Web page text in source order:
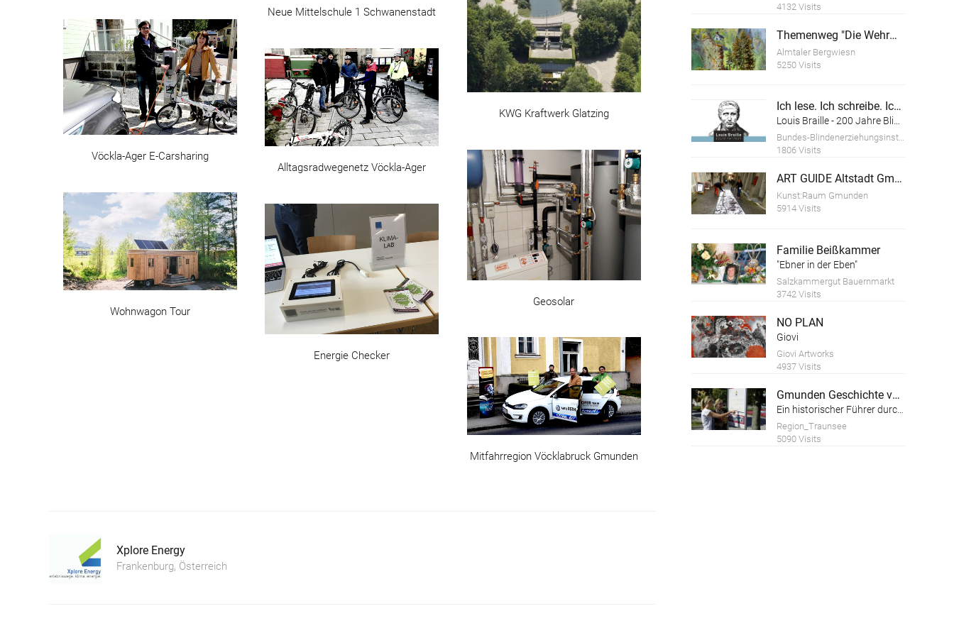
Neue Mittelschule 1 Schwanenstadt
KWG Kraftwerk Glatzing
Vöckla-Ager E-Carsharing
Alltagsradwegenetz Vöckla-Ager
Geosolar
Wohnwagon Tour
Energie Checker
Mitfahrregion Vöcklabruck Gmunden
Xplore Energy
Frankenburg, Österreich
4132 Visits
Themenweg "Die Wehrmauer der Ruine Scharnstein"
Almtaler Bergwiesn
5250 Visits
Ich lese. Ich schreibe. Ich bin.
Louis Braille - 200 Jahre Blindenschrift
Bundes-Blindenerziehungsinstitut
1806 Visits
ART GUIDE Altstadt Gmunden
Kunst:Raum Gmunden
5914 Visits
Familie Beißkammer
"Ebner in der Eben"
Salzkammergut Bauernmarkt
3742 Visits
NO PLAN
Giovi
Giovi Artworks
4937 Visits
Gmunden Geschichte von der Geschichte
Region_Traunsee
5090 Visits